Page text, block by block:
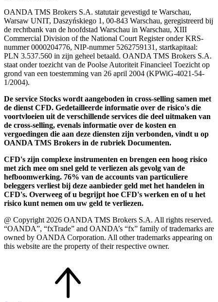
OANDA TMS Brokers S.A. statutair gevestigd te Warschau,
Warsaw UNIT, Daszyńskiego 1, 00-843 Warschau, geregistreerd bij
de rechtbank van de hoofdstad Warschau in Warschau, XIII
Commercial Division of the National Court Register onder KRS-
nummer 0000204776, NIP-nummer 5262759131, startkapitaal:
PLN 3.537.560 in zijn geheel betaald. OANDA TMS Brokers S.A.
staat onder toezicht van de Poolse Autoriteit Financieel Toezicht op
grond van een toestemming van 26 april 2004 (KPWiG-4021-54-
1/2004).
De service Stocks wordt aangeboden in cross-selling samen met
de dienst CFD. Gedetailleerde informatie over de risico's die
voortvloeien uit de verschillende services die deel uitmaken van
de cross-selling, evenals informatie over de kosten en
vergoedingen die aan deze diensten zijn verbonden, vindt u op
OANDA TMS Brokers in de rubriek Documenten.
CFD's zijn complexe instrumenten en brengen een hoog risico
met zich mee om snel geld te verliezen als gevolg van de
hefboomwerking. 76% van de accounts van particuliere
beleggers verliest bij deze aanbieder geld met het handelen in
CFD's. Overweeg of u begrijpt hoe CFD's werken en of u het
risico kunt nemen om uw geld te verliezen.
@ Copyright 2026 OANDA TMS Brokers S.A. All rights reserved.
“OANDA”, “fxTrade” and OANDA’s “fx” family of trademarks are
owned by OANDA Corporation. All other trademarks appearing on
this website are the property of their respective owner.